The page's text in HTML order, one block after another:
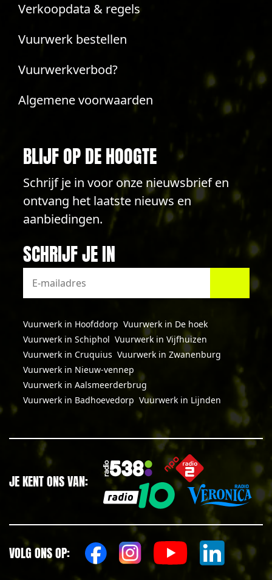
Verkoopdata & regels
Vuurwerk bestellen
Vuurwerkverbod?
Algemene voorwaarden
BLIJF OP DE HOOGTE
Schrijf je in voor onze nieuwsbrief en
ontvang het laatste nieuws en
aanbiedingen.
SCHRIJF JE IN
Vuurwerk in Hoofddorp Vuurwerk in De hoek
Vuurwerk in Schiphol Vuurwerk in Vijfhuizen
Vuurwerk in Cruquius Vuurwerk in Zwanenburg
Vuurwerk in Nieuw-vennep
Vuurwerk in Aalsmeerderbrug
Vuurwerk in Badhoevedorp Vuurwerk in Lijnden
JE KENT ONS VAN:
VOLG ONS OP: